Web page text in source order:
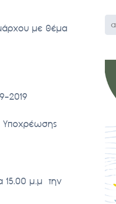
με θέμα
2019
Υποχρέωσης
15.00 μ.μ την